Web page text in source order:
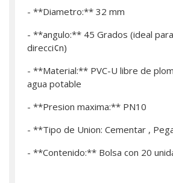
- **Diametro:** 32 mm
- **angulo:** 45 Grados (ideal
direcci¢n)
- **Material:** PVC-U libre de
agua potable
- **Presion maxima:** PN10
- **Tipo de Union: Cementar ,
- **Contenido:** Bolsa con 20